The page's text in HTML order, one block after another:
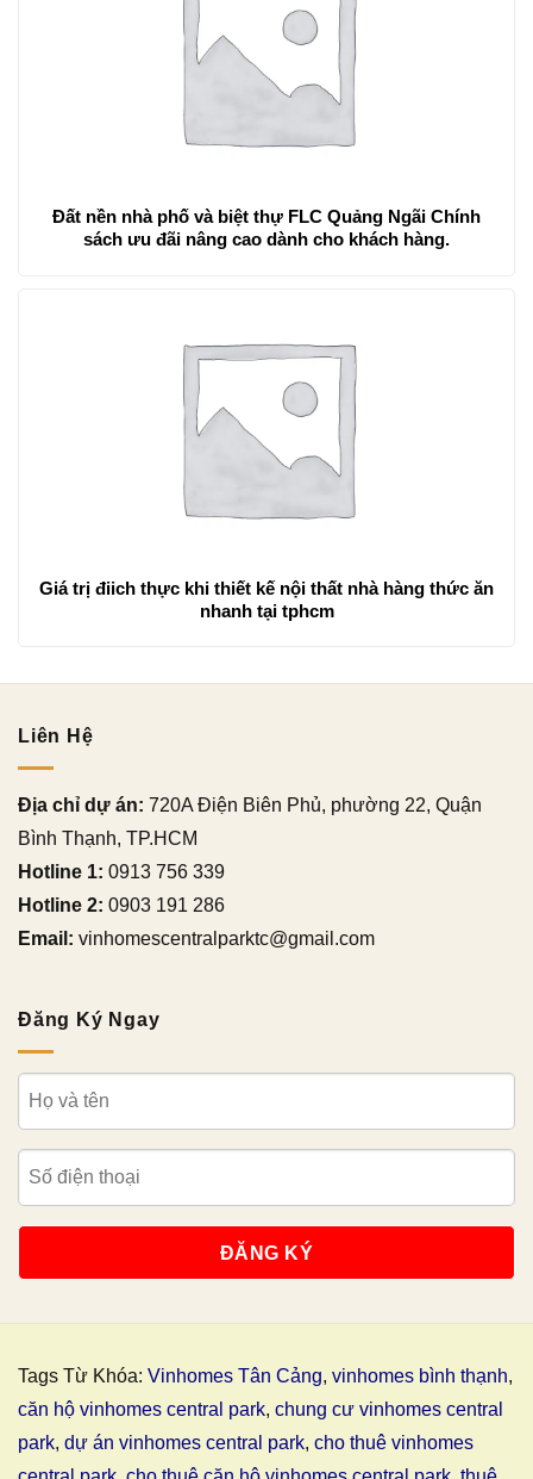
Đất nền nhà phố và biệt thự FLC Quảng Ngãi Chính
sách ưu đãi nâng cao dành cho khách hàng.
Giá trị điich thực khi thiết kế nội thất nhà hàng thức ăn
nhanh tại tphcm
Liên Hệ
Địa chỉ dự án: 720A Điện Biên Phủ, phường 22, Quận
Bình Thạnh, TP.HCM
Hotline 1: 0913 756 339
Hotline 2: 0903 191 286
Email: vinhomescentralparktc@gmail.com
Đăng Ký Ngay
Tags Từ Khóa: Vinhomes Tân Cảng, vinhomes bình thạnh,
căn hộ vinhomes central park, chung cư vinhomes central
park, dự án vinhomes central park, cho thuê vinhomes